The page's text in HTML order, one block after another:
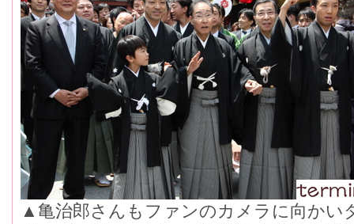
▲亀治郎さんもファンのカメラに向かい